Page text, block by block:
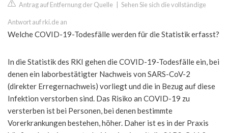
Antrag auf Entfernung der Quelle Sehen Sie sich die vollständige
Antwort auf rki.de an
Welche COVID-19-Todesfälle werden für die Statistik erfasst?
In die Statistik des RKI gehen die COVID-19-Todesfälle ein, bei
denen ein laborbestätigter Nachweis von SARS-CoV-2
(direkter Erregernachweis) vorliegt und die in Bezug auf diese
Infektion verstorben sind. Das Risiko an COVID-19 zu
versterben ist bei Personen, bei denen bestimmte
Vorerkrankungen bestehen, höher. Daher ist es in der Praxis